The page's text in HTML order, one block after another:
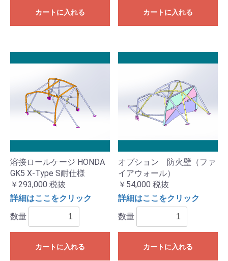
カートに入れる カートに入れる
溶接ロールケージ HONDA
GK5 X-Type S耐仕様
￥293,000 税抜
詳細はここをクリック
数量
カートに入れる
オプション 防火壁（ファ
イアウォール）
￥54,000 税抜
詳細はここをクリック
数量
カートに入れる